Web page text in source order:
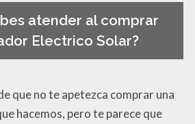
atender al comprar
Electrico Solar?
que no te apetezca comprar una
hacemos, pero te parece que